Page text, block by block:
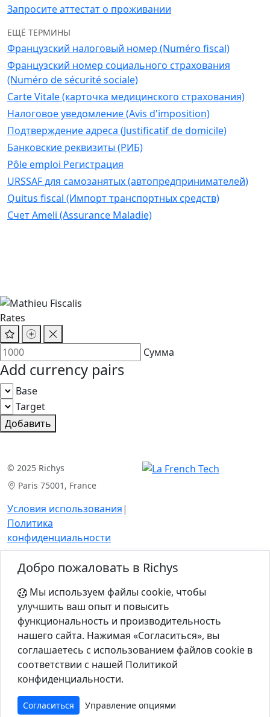
Запросите аттестат о проживании
ЕЩЁ ТЕРМИНЫ
Французский налоговый номер (Numéro fiscal)
Французский номер социального страхования
(Numéro de sécurité sociale)
Carte Vitale (карточка медицинского страхования)
Налоговое уведомление (Avis d'imposition)
Подтверждение адреса (Justificatif de domicile)
Банковские реквизиты (РИБ)
Pôle emploi Регистрация
URSSAF для самозанятых (автопредпринимателей)
Quitus fiscal (Импорт транспортных средств)
Счет Ameli (Assurance Maladie)
Rates
Сумма
Add currency pairs
Base
Target
Добавить
© 2025 Richys
Paris 75001, France
Условия использования|
Политика
конфиденциальности
Продукт
Анализ кейса
Для экспертов
Ресурсы
Статьи
Калькуляторы
Компания
О нас
Контакты
Добро пожаловать в Richys
Мы используем файлы cookie, чтобы
улучшить ваш опыт и повысить
функциональность и производительность
нашего сайта. Нажимая «Согласиться», вы
соглашаетесь с использованием файлов cookie в
соответствии с нашей Политикой
конфиденциальности.
Согласиться Управление опциями